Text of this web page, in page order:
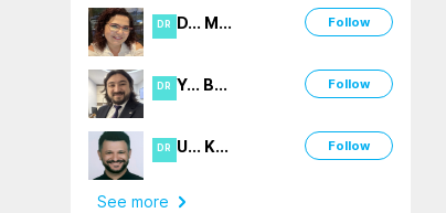
DR D... M... Follow
DR Y... B... Follow
DR U... K... Follow
See more